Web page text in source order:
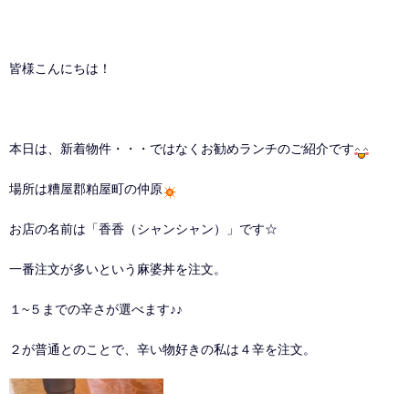
皆様こんにちは！
本日は、新着物件・・・ではなくお勧めランチのご紹介です
場所は糟屋郡粕屋町の仲原
お店の名前は「香香（シャンシャン）」です☆
一番注文が多いという麻婆丼を注文。
１~５までの辛さが選べます♪♪
２が普通とのことで、辛い物好きの私は４辛を注文。